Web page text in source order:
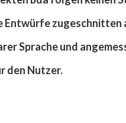
Entwürfe
Sprache und
den Nutzer.